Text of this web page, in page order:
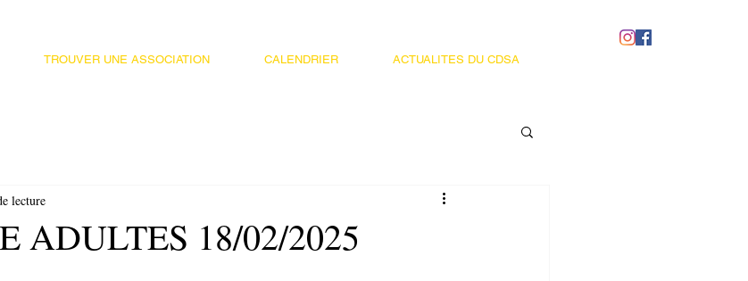
TROUVER UNE ASSOCIATION CALENDRIER ACTUALITES DU CDSA
ADULTES 18/02/2025
lecture